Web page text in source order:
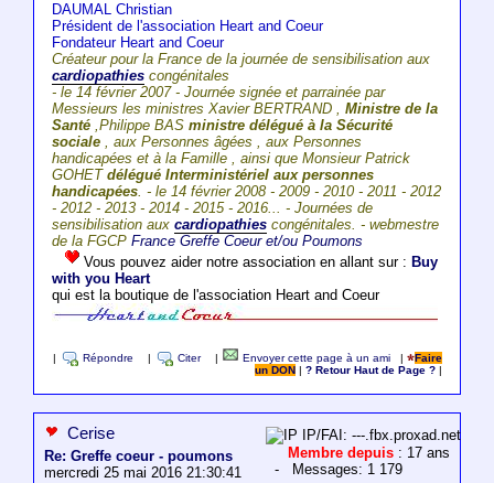
DAUMAL Christian
Président de l'association Heart and Coeur
Fondateur Heart and Coeur
Créateur pour la France de la journée de sensibilisation aux
cardiopathiescongénitales
- le 14 février 2007 - Journée signée et parrainée par
Messieurs les ministres Xavier BERTRAND , Ministre de la
Santé,Philippe BAS ministre délégué à la Sécurité
sociale, aux Personnes âgées , aux Personnes
handicapées et à la Famille , ainsi que Monsieur Patrick
GOHETdélégué Interministériel aux personnes
handicapées. - le 14 février 2008 - 2009 - 2010 - 2011 - 2012
- 2012 - 2013 - 2014 - 2015 - 2016... - Journées de
sensibilisation aux cardiopathiescongénitales. - webmestre
de la FGCP France Greffe Coeur et/ou Poumons
Vous pouvez aider notre association en allant sur : Buy
with you Heart
qui est la boutique de l'association Heart and Coeur
Répondre Citer Envoyer cette page à un ami |
Faire
un DON
|? Retour Haut de Page ?
Cerise
Re: Greffe coeur - poumons
mercredi 25 mai 2016 21:30:41
IP/FAI: ---.fbx.proxad.net
Membre depuis : 17 ans
- Messages: 1 179